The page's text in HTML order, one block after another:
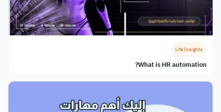
Life Insights
What is HR automation?